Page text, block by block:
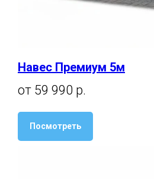
Навес Премиум 5м
от 59 990 р.
Посмотреть